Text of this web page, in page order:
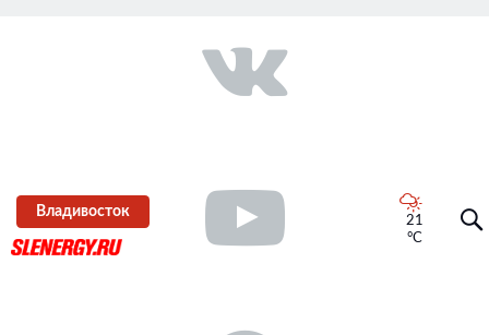
Владивосток
21
°C